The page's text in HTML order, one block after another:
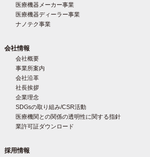
医療機器メーカー事業
医療機器ディーラー事業
ナノテク事業
会社情報
会社概要
事業所案内
会社沿革
社長挨拶
企業理念
SDGsの取り組み/CSR活動
医療機関との関係の透明性に関する指針
業許可証ダウンロード
採用情報